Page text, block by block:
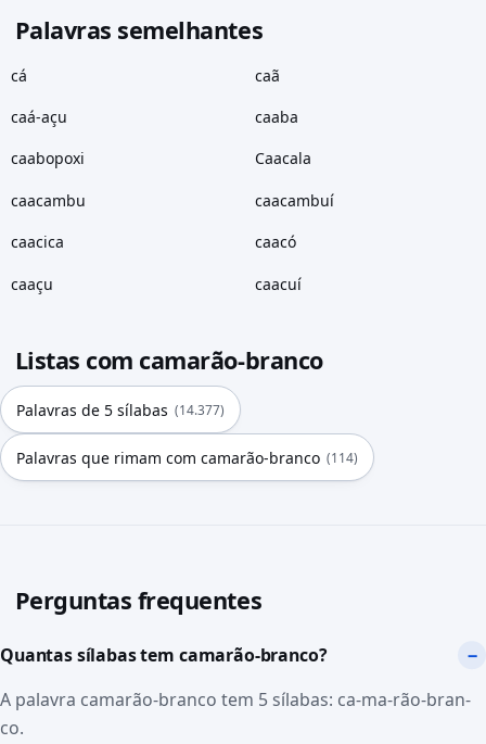
Palavras semelhantes
cá caã
caá-açu caaba
caabopoxi Caacala
caacambu caacambuí
caacica caacó
caaçu caacuí
Listas com camarão-branco
Palavras de 5 sílabas (14.377)
Palavras que rimam com camarão-branco (114)
Perguntas frequentes
Quantas sílabas tem camarão-branco?
A palavra camarão-branco tem 5 sílabas: ca-ma-rão-bran-
co.